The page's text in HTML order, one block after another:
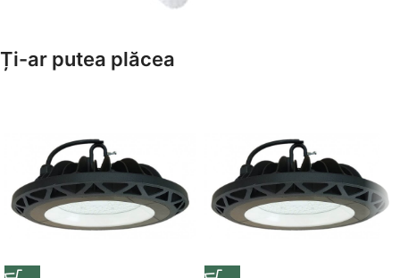
Suporți Hârtie Igenică
Ți-ar putea plăcea